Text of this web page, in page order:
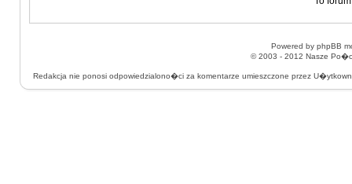
Powered by phpBB
© 2003 - 2012 Nasze
Redakcja nie ponosi odpowiedzialono�ci za komentarze umieszczone przez